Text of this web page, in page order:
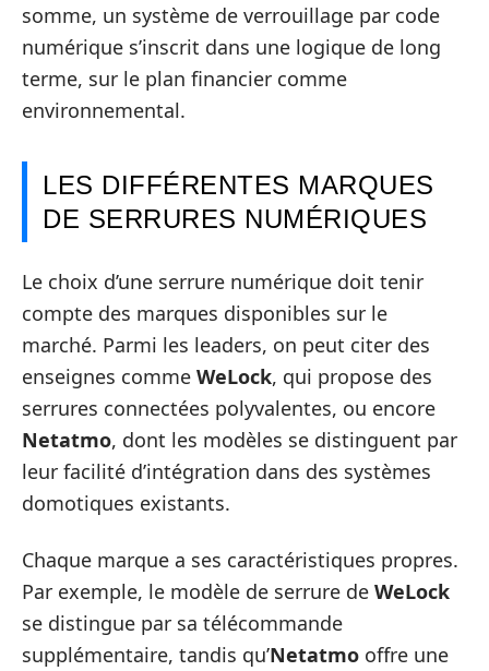
somme, un système de verrouillage par code
numérique s’inscrit dans une logique de long
terme, sur le plan financier comme
environnemental.
LES DIFFÉRENTES MARQUES
DE SERRURES NUMÉRIQUES
Le choix d’une serrure numérique doit tenir
compte des marques disponibles sur le
marché. Parmi les leaders, on peut citer des
enseignes comme WeLock, qui propose des
serrures connectées polyvalentes, ou encore
Netatmo, dont les modèles se distinguent par
leur facilité d’intégration dans des systèmes
domotiques existants.
Chaque marque a ses caractéristiques propres.
Par exemple, le modèle de serrure de WeLock
se distingue par sa télécommande
supplémentaire, tandis qu’Netatmo offre une